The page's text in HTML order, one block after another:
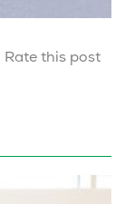
Rate this post